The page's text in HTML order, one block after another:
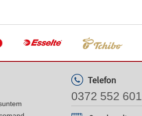
Telefon
0372 552 601